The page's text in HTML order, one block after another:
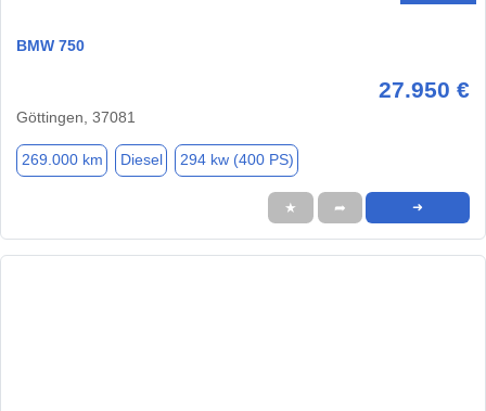
BMW 750
27.950 €
Göttingen, 37081
269.000 km Diesel 294 kw (400 PS)
★ ➦ ➜